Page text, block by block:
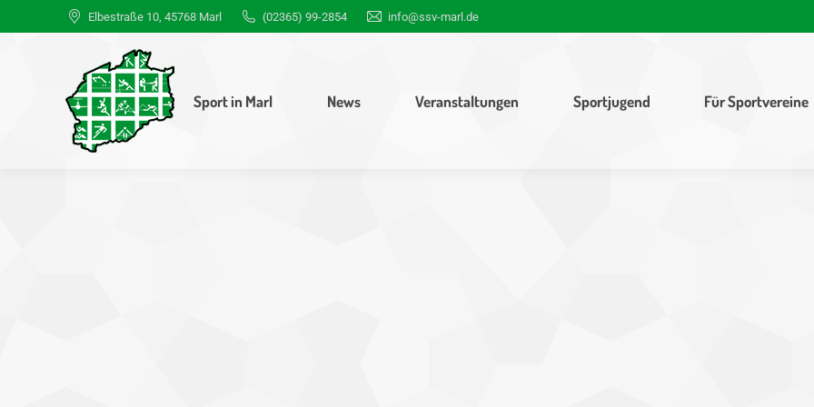
Elbestraße 10, 45768 Marl (02365) 99-2854 info@ssv-marl.de
Sport in Marl News Veranstaltungen Sportjugend Für Sportvereine